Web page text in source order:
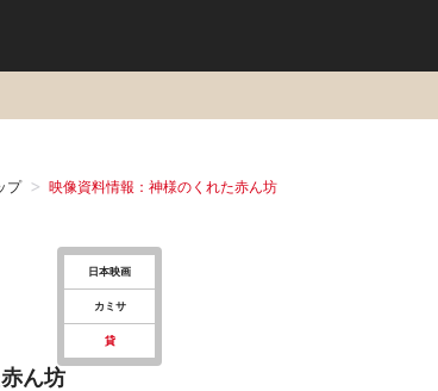
プ 映像資料情報：神様のくれた赤ん坊
日本映画
カミサ
貸
ん坊